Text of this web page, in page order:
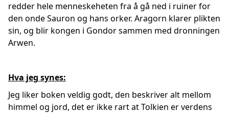
redder hele menneskeheten fra å gå ned i ruiner for
den onde Sauron og hans orker. Aragorn klarer plikten
sin, og blir kongen i Gondor sammen med dronningen
Arwen.
Hva jeg synes:
Jeg liker boken veldig godt, den beskriver alt mellom
himmel og jord, det er ikke rart at Tolkien er verdens